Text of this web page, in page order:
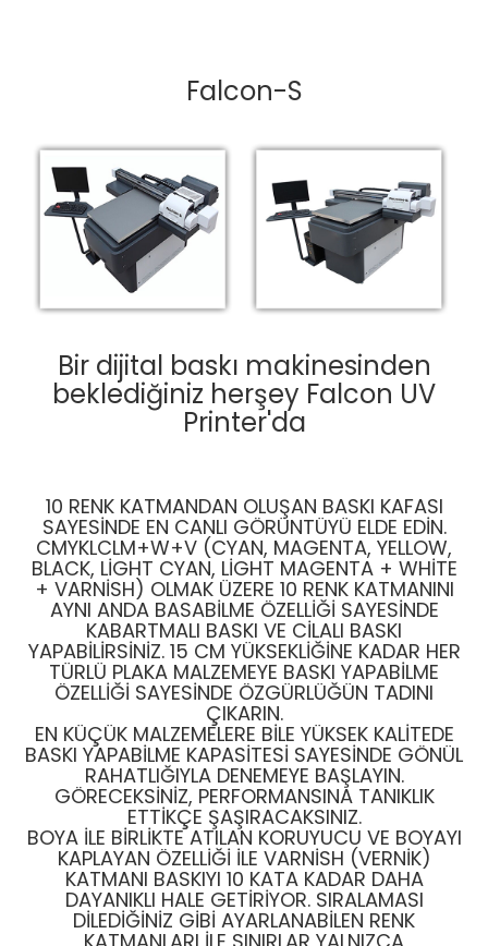
Falcon-S
Bir dijital baskı makinesinden
beklediğiniz herşey Falcon UV
Printer'da
10 RENK KATMANDAN OLUŞAN BASKI KAFASI
SAYESINDE EN CANLI GÖRÜNTÜYÜ ELDE EDIN.
CMYKLCLM+W+V (CYAN, MAGENTA, YELLOW,
BLACK, LIGHT CYAN, LIGHT MAGENTA + WHITE
+ VARNISH) OLMAK ÜZERE 10 RENK KATMANINI
AYNI ANDA BASABILME ÖZELLIĞI SAYESINDE
KABARTMALI BASKI VE CILALI BASKI
YAPABILIRSINIZ. 15 CM YÜKSEKLIĞINE KADAR HER
TÜRLÜ PLAKA MALZEMEYE BASKI YAPABILME
ÖZELLIĞI SAYESINDE ÖZGÜRLÜĞÜN TADINI
ÇIKARIN.
EN KÜÇÜK MALZEMELERE BILE YÜKSEK KALITEDE
BASKI YAPABILME KAPASITESI SAYESINDE GÖNÜL
RAHATLIĞIYLA DENEMEYE BAŞLAYIN.
GÖRECEKSINIZ, PERFORMANSINA TANIKLIK
ETTIKÇE ŞAŞIRACAKSINIZ.
BOYA ILE BIRLIKTE ATILAN KORUYUCU VE BOYAYI
KAPLAYAN ÖZELLIĞI ILE VARNISH (VERNIK)
KATMANI BASKIYI 10 KATA KADAR DAHA
DAYANIKLI HALE GETIRIYOR. SIRALAMASI
DILEDIĞINIZ GIBI AYARLANABILEN RENK